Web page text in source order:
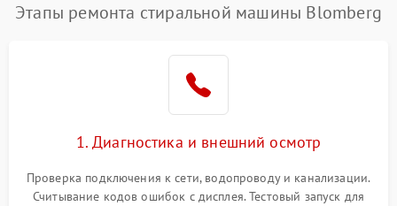
Этапы ремонта стиральной машины Blomberg
1. Диагностика и внешний осмотр
Проверка подключения к сети, водопроводу и канализации.
Считывание кодов ошибок с дисплея. Тестовый запуск для